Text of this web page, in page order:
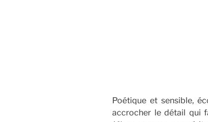
Poétique et sensible,
accrocher le détail qui